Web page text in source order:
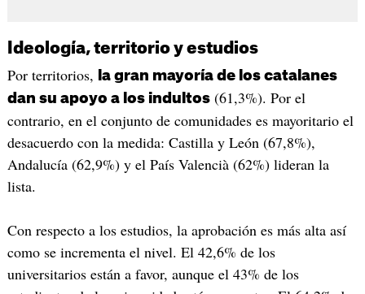
Ideología, territorio y estudios
Por territorios,
la gran mayoría de los catalanes
dan su apoyo a los indultos(61,3%). Por el
contrario, en el conjunto de comunidades es mayoritario el
desacuerdo con la medida: Castilla y León (67,8%),
Andalucía (62,9%) y el País Valencià (62%) lideran la
lista.
Con respecto a los estudios, la aprobación es más alta así
como se incrementa el nivel. El 42,6% de los
universitarios están a favor, aunque el 43% de los